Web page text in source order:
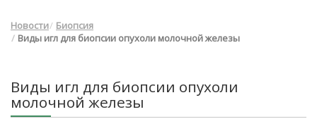
Новости
Биопсия
Виды игл для биопсии опухоли молочной железы
Виды игл для биопсии опухоли
молочной железы